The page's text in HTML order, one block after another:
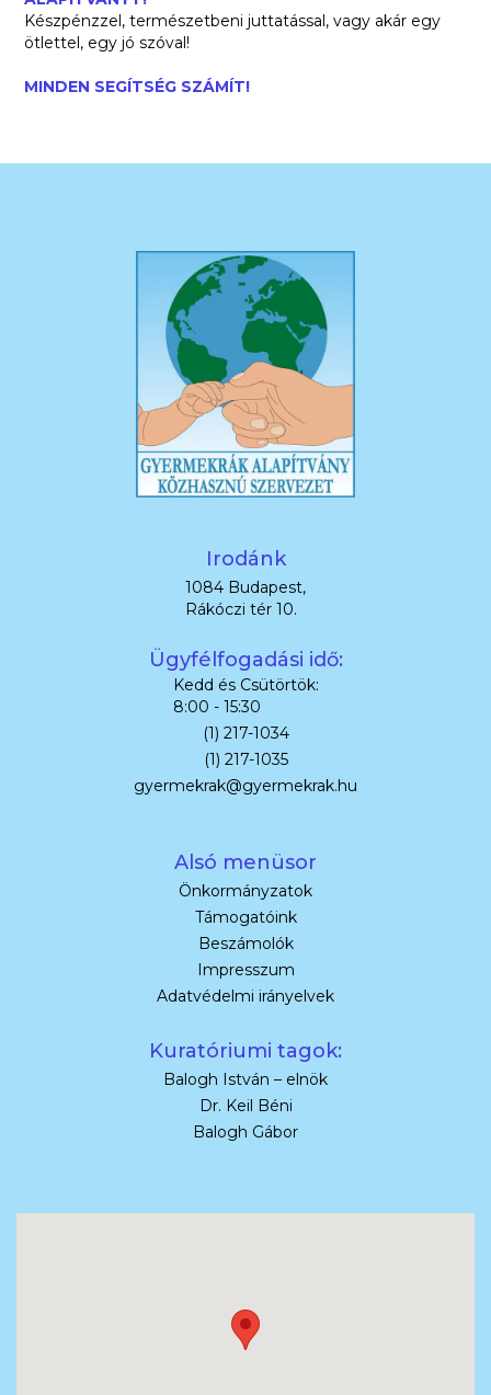
Készpénzzel, természetbeni juttatással, vagy akár egy
ötlettel, egy jó szóval!
MINDEN SEGÍTSÉG SZÁMÍT!
Irodánk
1084 Budapest,
Rákóczi tér 10.
Ügyfélfogadási idő:
Kedd és Csütörtök:
8:00 - 15:30
(1) 217-1034
(1) 217-1035
gyermekrak@gyermekrak.hu
Alsó menüsor
Önkormányzatok
Támogatóink
Beszámolók
Impresszum
Adatvédelmi irányelvek
Kuratóriumi tagok:
Balogh István – elnök
Dr. Keil Béni
Balogh Gábor